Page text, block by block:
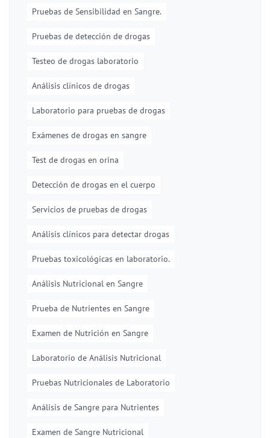
Pruebas de Sensibilidad en Sangre.
Pruebas de detección de drogas
Testeo de drogas laboratorio
Análisis clínicos de drogas
Laboratorio para pruebas de drogas
Exámenes de drogas en sangre
Test de drogas en orina
Detección de drogas en el cuerpo
Servicios de pruebas de drogas
Análisis clínicos para detectar drogas
Pruebas toxicológicas en laboratorio.
Análisis Nutricional en Sangre
Prueba de Nutrientes en Sangre
Examen de Nutrición en Sangre
Laboratorio de Análisis Nutricional
Pruebas Nutricionales de Laboratorio
Análisis de Sangre para Nutrientes
Examen de Sangre Nutricional